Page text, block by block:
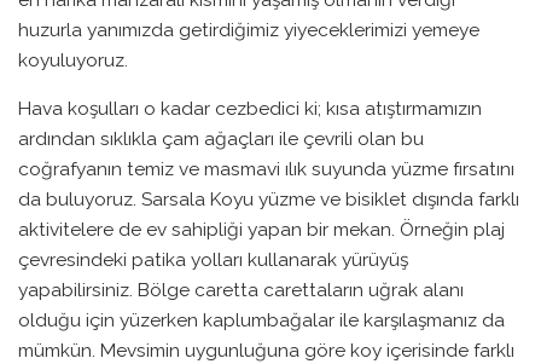
huzurla yanımızda getirdiğimiz yiyeceklerimizi yemeye
koyuluyoruz.
Hava koşulları o kadar cezbedici ki; kısa atıştırmamızın
ardından sıklıkla çam ağaçları ile çevrili olan bu
coğrafyanın temiz ve masmavi ılık suyunda yüzme fırsatını
da buluyoruz. Sarsala Koyu yüzme ve bisiklet dışında farklı
aktivitelere de ev sahipliği yapan bir mekan. Örneğin plaj
çevresindeki patika yolları kullanarak yürüyüş
yapabilirsiniz. Bölge caretta carettaların uğrak alanı
olduğu için yüzerken kaplumbağalar ile karşılaşmanız da
mümkün. Mevsimin uygunluğuna göre koy içerisinde farklı